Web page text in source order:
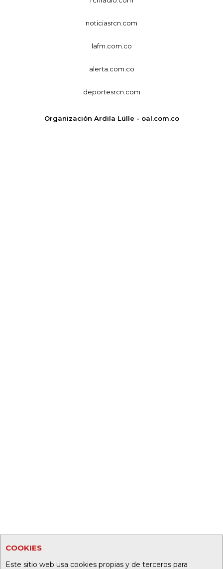
COOKIES
Este sitio web usa cookies propias y de terceros para
noticiasrcn.com
lafm.com.co
alerta.com.co
deportesrcn.com
Organización Ardila Lülle - oal.com.co